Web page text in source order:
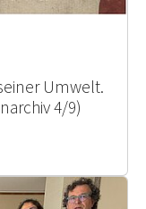
Umwelt.
4/9)